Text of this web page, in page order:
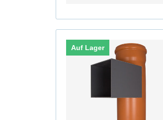
Auf Lager